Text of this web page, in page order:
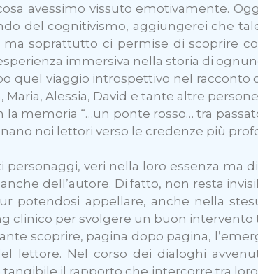
avessimo vissuto emotivamente.
del cognitivismo, aggiungerei che
soprattutto ci permise di scoprire
immersiva nella storia di
quel viaggio introspettivo nel racconto
Maria, Alessia, David e tante altre
la memoria “…un ponte rosso… tra
noi lettori verso le credenze più
personaggi, veri nella loro essenza ma
dell’autore. Di fatto, non resta
potendosi appellare, anche nella
clinico per svolgere un buon intervento
scoprire, pagina dopo pagina,
lettore. Nel corso dei dialoghi
tangibile il rapporto che intercorre tra